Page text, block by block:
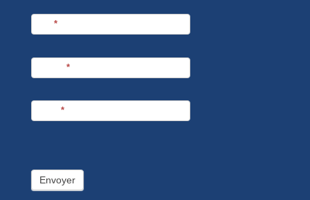
*
*
*
Envoyer